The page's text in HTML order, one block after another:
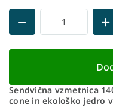
Sendvična vzmetnica
cone in ekološko jedro